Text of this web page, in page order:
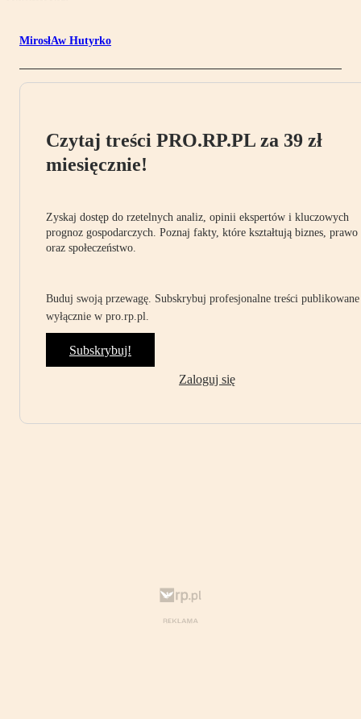
MirosłAw Hutyrko
Czytaj treści PRO.RP.PL za 39 zł
miesięcznie!
Zyskaj dostęp do rzetelnych analiz, opinii ekspertów i kluczowych
prognoz gospodarczych. Poznaj fakty, które kształtują biznes, prawo
oraz społeczeństwo.
Buduj swoją przewagę. Subskrybuj profesjonalne treści publikowane
wyłącznie w pro.rp.pl.
Subskrybuj!
Zaloguj się